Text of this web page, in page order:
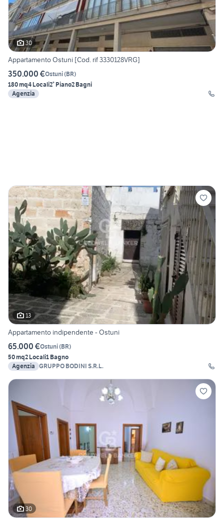
30
Appartamento Ostuni [Cod. rif 3330128VRG]
350.000 €Ostuni(BR)
180 mq4 Locali2° Piano2 Bagni
Agenzia
13
Appartamento indipendente - Ostuni
65.000 €Ostuni(BR)
50 mq2 Locali1 Bagno
Agenzia GRUPPO BODINI S.R.L.
30